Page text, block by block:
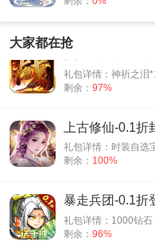
大家都在抢
礼包详情：神祈之泪
剩余： 97%
上古修仙-0.1
礼包详情：时装自选
剩余： 100%
暴走兵团-0.1折
礼包详情：1000钻
剩余： 96%